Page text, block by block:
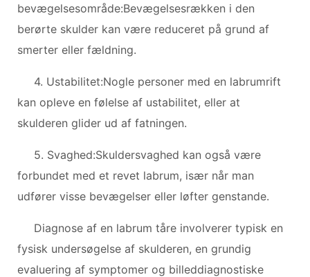
bevægelsesområde:Bevægelsesrækken i den
berørte skulder kan være reduceret på grund af
smerter eller fældning.
4. Ustabilitet:Nogle personer med en labrumrift
kan opleve en følelse af ustabilitet, eller at
skulderen glider ud af fatningen.
5. Svaghed:Skuldersvaghed kan også være
forbundet med et revet labrum, især når man
udfører visse bevægelser eller løfter genstande.
Diagnose af en labrum tåre involverer typisk en
fysisk undersøgelse af skulderen, en grundig
evaluering af symptomer og billeddiagnostiske